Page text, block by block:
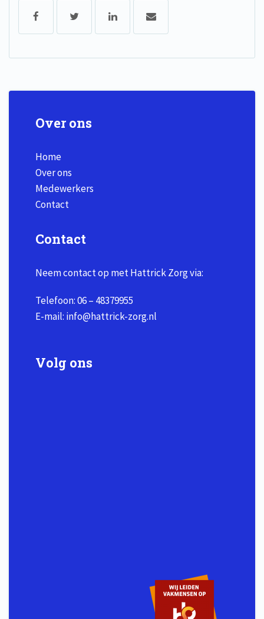
Over ons
Home
Over ons
Medewerkers
Contact
Contact
Neem contact op met Hattrick Zorg via:
Telefoon:06 – 48379955
E-mail: info@hattrick-zorg.nl
Volg ons